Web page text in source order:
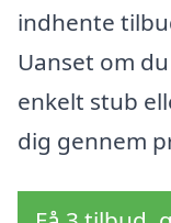
indhente
Uanset om
enkelt stub
dig gennem